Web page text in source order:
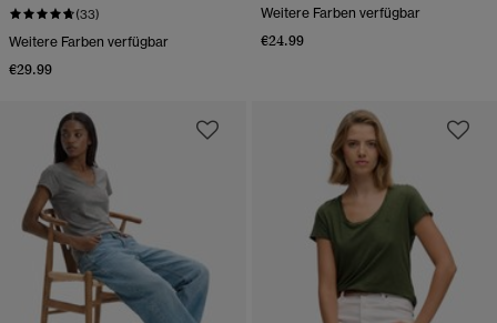
(33)
Weitere Farben verfügbar
€29.99
Weitere Farben verfügbar
€24.99